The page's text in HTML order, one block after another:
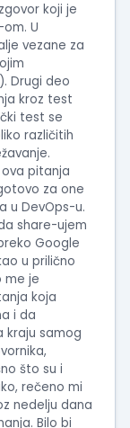
koji je
U
vezane za
Drugi deo
kroz test
test se
različitih
pitanja
za one
u DevOps-u.
share-ujem
Google
u prilično
me je
koja
i da
kraju samog
što su i
rečeno mi
nedelju dana
Bilo bi